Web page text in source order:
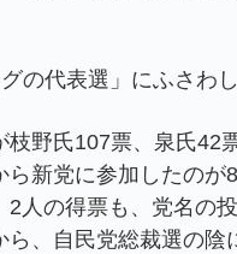
の代表選」にふさわ
野氏107票、泉氏42
ら新党に参加したの
2人の得票も、党名の
ら、自民党総裁選の